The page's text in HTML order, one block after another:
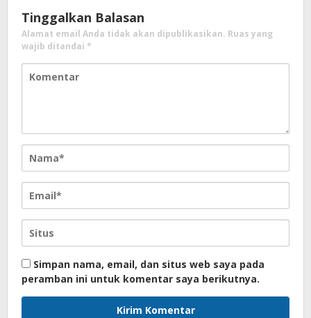
Tinggalkan Balasan
Alamat email Anda tidak akan dipublikasikan. Ruas yang
wajib ditandai *
Simpan nama, email, dan situs web saya pada
peramban ini untuk komentar saya berikutnya.